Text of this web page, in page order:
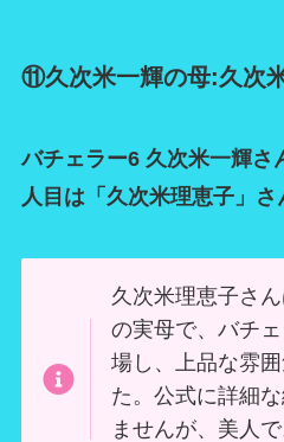
⑪久次米一輝の母:久次
バチェラー6 久次米一輝さ
人目は「久次米理恵子」さ
久次米理恵子さ
の実母で、バチ
場し、上品な雰
た。公式に詳細
ませんが、美人